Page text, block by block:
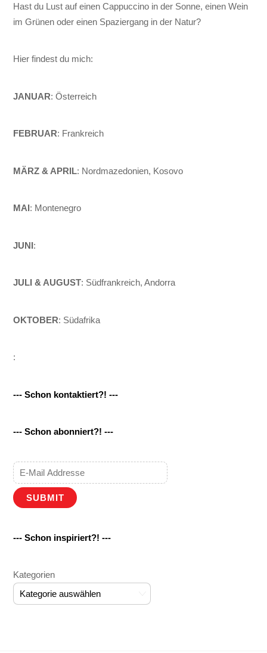
Hast du Lust auf einen Cappuccino in der Sonne, einen Wein
im Grünen oder einen Spaziergang in der Natur?
Hier findest du mich:
JANUAR: Österreich
FEBRUAR: Frankreich
MÄRZ & APRIL: Nordmazedonien, Kosovo
MAI: Montenegro
JUNI:
JULI & AUGUST: Südfrankreich, Andorra
OKTOBER: Südafrika
:
--- Schon kontaktiert?! ---
--- Schon abonniert?! ---
SUBMIT
--- Schon inspiriert?! ---
Kategorien